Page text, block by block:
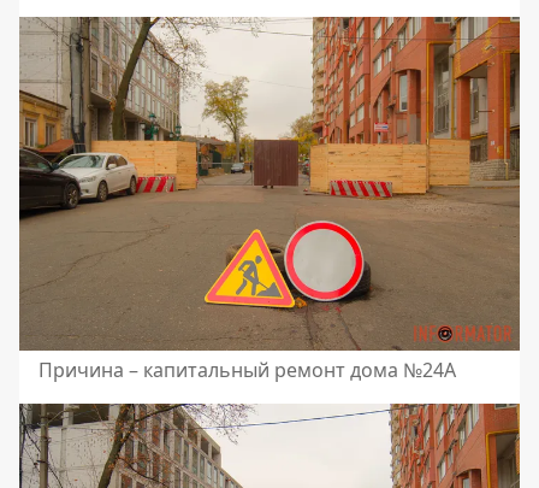
Причина – капитальный ремонт дома №24А